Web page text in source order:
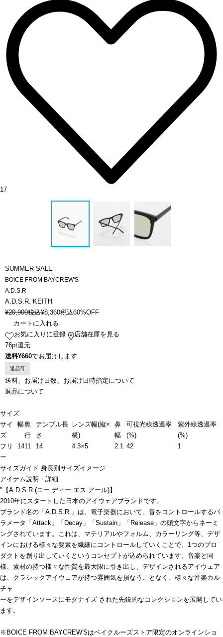
17
SUMMER SALE
BOICE FROM BAYCREW'S
A.D.S.R
A.D.S.R. KEITH
¥20,900税込¥8,360税込60%OFF
カートに入れる
お気に入りに登録
店舗在庫を見る
76pt還元
送料¥660でお届けします
返品可
送料、お届け日数、お届け日時指定について
返品について
サイズ
サイ
ズ
幅奥
行
テンプル長
さ
レンズ幅(縦×
横)
鼻
幅
可視光線透過率
(%)
紫外線透過率
(%)
フリ
ー
1411 14 4.3×5 2.1 42 1
サイズガイド 身長別サイズイメージ
アイテム説明・詳細
"【A.D.S.R.(エー ディー エス アール)】
2010年にスタートした日本のアイウェアブランドです。
ブランド名の「A.D.S.R.」は、電子楽器において、音をコントロールするパ
ラメータ「Attack」「Decay」「Sustain」「Release」の頭文字からネーミ
ングされています。これは、マテリアルやフォルム、カラーリング等、デザ
インにおける様々な要素を繊細にコントロールしていくことで、1つのプロ
ダクトを創り出していくというコンセプトが込められています。音楽と同
様、素材の持つ様々な性質を最大限に引き出し、デザインされるアイウェア
は、クラシックアイウェアが持つ雰囲気を損なうことなく、様々な音楽カル
チャ
ーをデザインソースにモダナイズ された先鋭的なコレクションを展開してい
ます。
※BOICE FROM BAYCREW'Sはベイクルーズストア限定のオンラインショ